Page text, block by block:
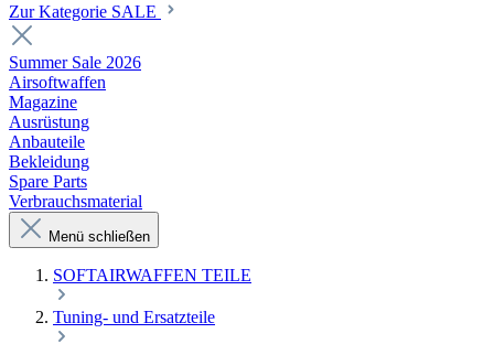
Zur Kategorie SALE
Summer Sale 2026
Airsoftwaffen
Magazine
Ausrüstung
Anbauteile
Bekleidung
Spare Parts
Verbrauchsmaterial
Menü schließen
SOFTAIRWAFFEN TEILE
Tuning- und Ersatzteile